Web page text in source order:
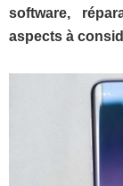
software,
aspects à